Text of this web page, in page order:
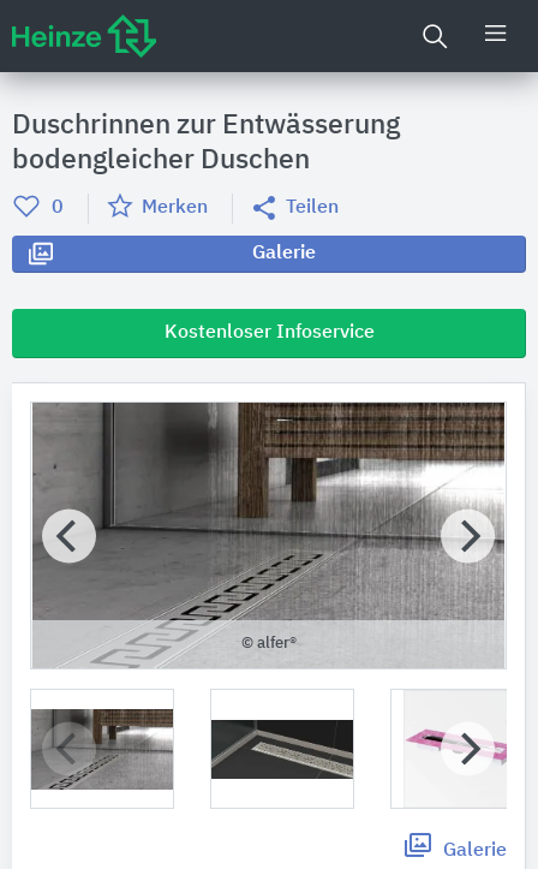
Duschrinnen zur ​Entwässerung
bodengleicher Duschen
0 Merken Teilen
Galerie
Kostenloser Infoservice
© alfer®
Galerie